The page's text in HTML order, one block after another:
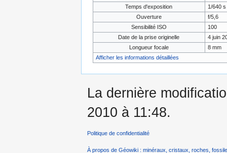
Temps d'exposition
1/640
Ouverture
f/5,6
Sensibilité ISO
100
Date de la prise originelle
4 juin
Longueur focale
8 mm
Afficher les informations détaillées
La dernière
2010 à 11:48.
Politique de confidentialité
À propos de Géowiki : minéraux, cristaux, roches,